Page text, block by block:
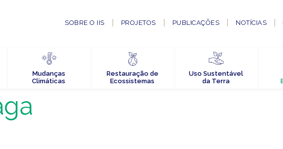
SOBRE O IIS PROJETOS PUBLICAÇÕES NOTÍCIAS
Mudanças
Climáticas
Restauração de
Ecossistemas
Uso Sustentável
da Terra